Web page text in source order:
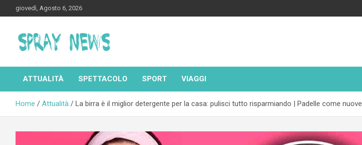
to
giovedì, Agosto 6, 2026
Spraynews.it
ATTUALITÀ SPETTACOLO SPORT VIAGGI
Home Attualità La birra è il miglior detergente per la casa: pulisci tutto risparmiando | Padelle come nuove